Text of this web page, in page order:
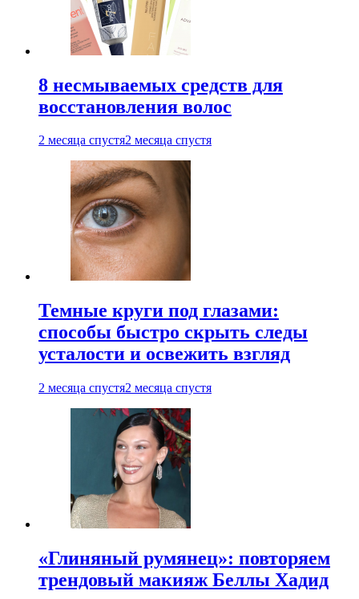
8 несмываемых средств для
восстановления волос
2 месяца спустя2 месяца спустя
Темные круги под глазами:
способы быстро скрыть следы
усталости и освежить взгляд
2 месяца спустя2 месяца спустя
«Глиняный румянец»: повторяем
трендовый макияж Беллы Хадид